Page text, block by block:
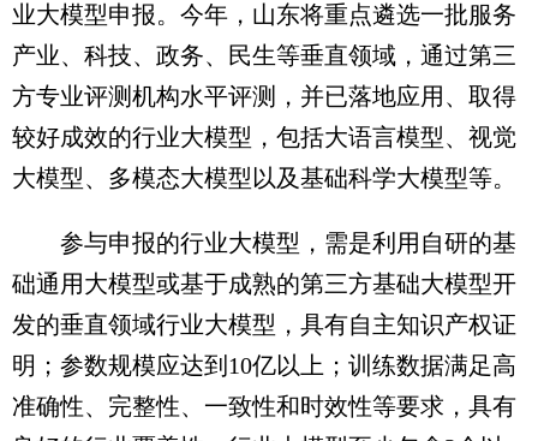
业大模型申报。今年，山东将重点遴选一批服务
产业、科技、政务、民生等垂直领域，通过第三
方专业评测机构水平评测，并已落地应用、取得
较好成效的行业大模型，包括大语言模型、视觉
大模型、多模态大模型以及基础科学大模型等。
参与申报的行业大模型，需是利用自研的基
础通用大模型或基于成熟的第三方基础大模型开
发的垂直领域行业大模型，具有自主知识产权证
明；参数规模应达到10亿以上；训练数据满足高
准确性、完整性、一致性和时效性等要求，具有